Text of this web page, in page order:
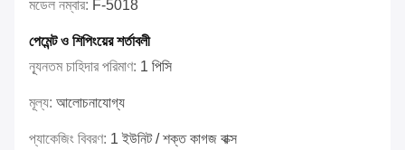
মডেল নম্বার: F-5018
পেমেন্ট ও শিপিংয়ের শর্তাবলী
ন্যূনতম চাহিদার পরিমাণ: 1 পিসি
মূল্য: আলোচনাযোগ্য
প্যাকেজিং বিবরণ: 1 ইউনিট / শক্ত কাগজ বাক্স